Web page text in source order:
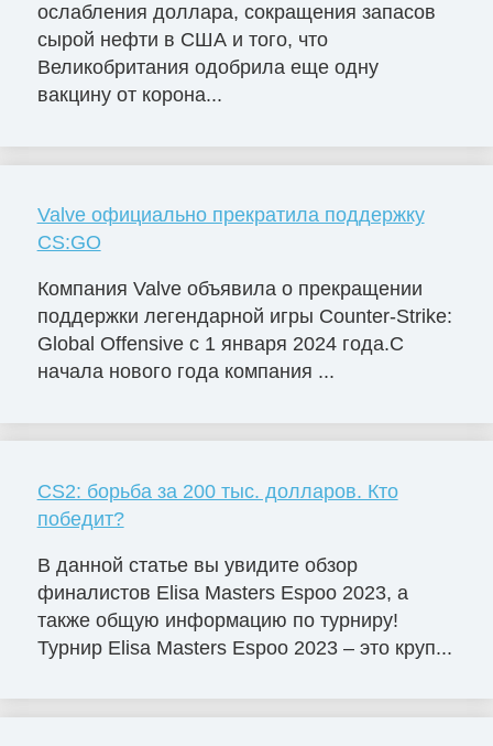
ослабления доллара, сокращения запасов
сырой нефти в США и того, что
Великобритания одобрила еще одну
вакцину от корона...
Valve официально прекратила поддержку
CS:GO
Компания Valve объявила о прекращении
поддержки легендарной игры Counter-Strike:
Global Offensive с 1 января 2024 года.С
начала нового года компания ...
CS2: борьба за 200 тыс. долларов. Кто
победит?
В данной статье вы увидите обзор
финалистов Elisa Masters Espoо 2023, а
также общую информацию по турниру!
Турнир Elisa Masters Espoo 2023 – это круп...